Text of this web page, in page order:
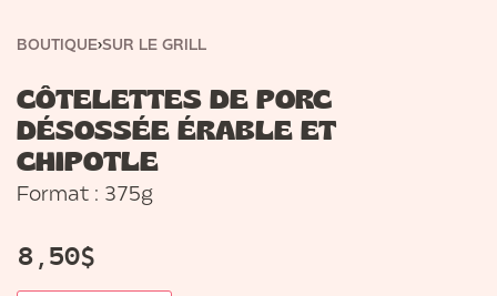
BOUTIQUE›SUR LE GRILL
CÔTELETTES DE PORC
DÉSOSSÉE ÉRABLE ET
CHIPOTLE
Format : 375g
8,50$